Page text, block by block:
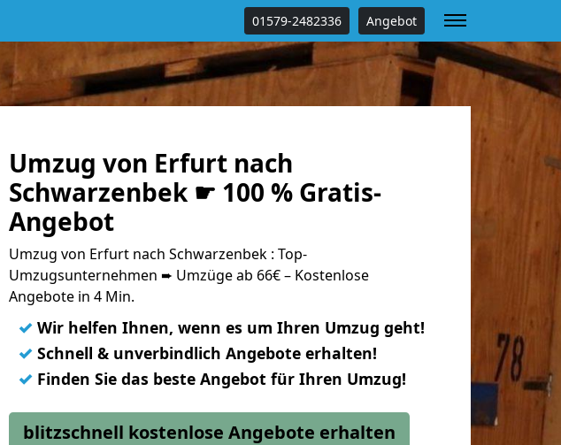
01579-2482336 Angebot
Umzug von Erfurt nach
Schwarzenbek ☛ 100 % Gratis-
Angebot
Umzug von Erfurt nach Schwarzenbek : Top-
Umzugsunternehmen ➨ Umzüge ab 66€ – Kostenlose
Angebote in 4 Min.
✓ Wir helfen Ihnen, wenn es um Ihren Umzug geht!
✓ Schnell & unverbindlich Angebote erhalten!
✓ Finden Sie das beste Angebot für Ihren Umzug!
blitzschnell kostenlose Angebote erhalten